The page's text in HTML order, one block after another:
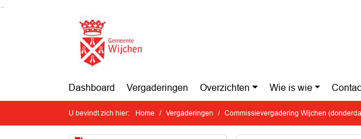
Ga naar de inhoud van deze pagina
Dashboard Vergaderingen Overzichten Wie is wie
U bevindt zich hier: Home Vergaderingen Commissievergadering Wijchen